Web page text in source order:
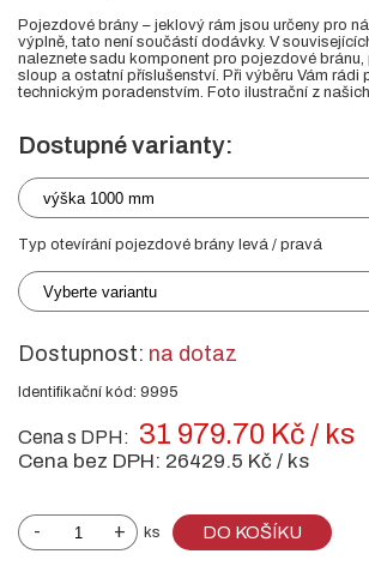
Pojezdové brány – jeklový rám jsou určeny pro
výplně, tato není součástí dodávky. V
naleznete sadu komponent pro pojezdové
sloup a ostatní příslušenství. Při výběru Vám rádi
technickým poradenstvím. Foto ilustrační z
Dostupné varianty:
výška 1000 mm
Typ otevírání pojezdové brány levá / pravá
Vyberte variantu
Dostupnost: na dotaz
Identifikační kód: 9995
Cena s DPH: 31 979.70 Kč / ks
Cena bez DPH: 26429.5 Kč / ks
- + ks DO KOŠÍKU